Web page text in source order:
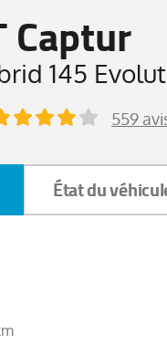
Captur
145
559
État du